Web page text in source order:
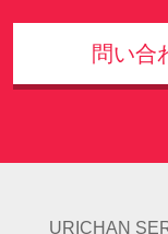
問い合
URICHAN